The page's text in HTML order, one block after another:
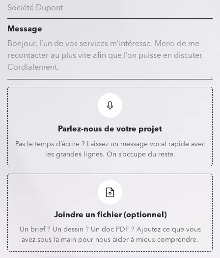
Message
Parlez-nous de votre projet
Pas le temps d’écrire ? Laissez un message vocal rapide avec
les grandes lignes. On s’occupe du reste.
Joindre un fichier (optionnel)
Un brief ? Un dessin ? Un doc PDF ? Ajoutez ce que vous
avez sous la main pour nous aider à mieux comprendre.